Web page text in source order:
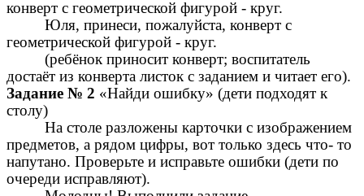
конверт с геометрической фигурой - круг.
Юля, принеси, пожалуйста, конверт с
геометрической фигурой - круг.
(ребёнок приносит конверт; воспитатель
достаёт из конверта листок с заданием и читает его).
Задание № 2 «Найди ошибку» (дети подходят к
столу)
На столе разложены карточки с изображением
предметов, а рядом цифры, вот только здесь что- то
напутано. Проверьте и исправьте ошибки (дети по
очереди исправляют).